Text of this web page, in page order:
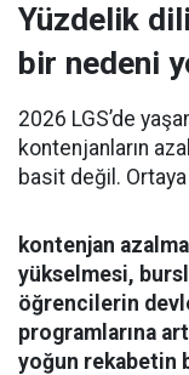
Yüzdelik
bir nedeni
2026 LGS’de
kontenjanların
basit değil.
kontenjan
yükselmesi,
öğrencilerin
programlarına
yoğun rekabetin